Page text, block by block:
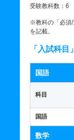
受験教科数：6
※教科の「必須/
を記載。
「入試科
国語
科目
国語
数学